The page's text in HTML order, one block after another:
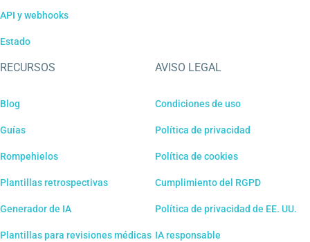
API y webhooks
Estado
RECURSOS
Blog
Guías
Rompehielos
Plantillas retrospectivas
Generador de IA
Plantillas para revisiones médicas
AVISO LEGAL
Condiciones de uso
Política de privacidad
Política de cookies
Cumplimiento del RGPD
Política de privacidad de EE. UU.
IA responsable